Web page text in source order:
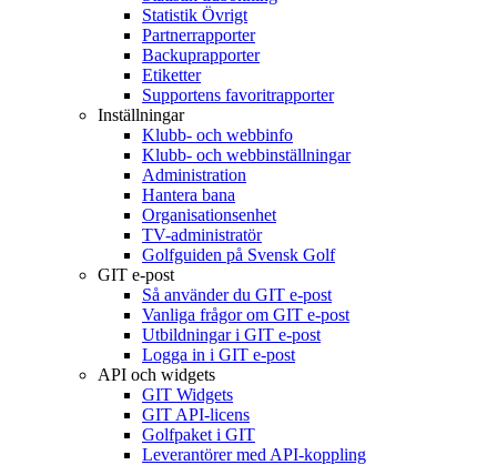
Statistik Övrigt
Partnerrapporter
Backuprapporter
Etiketter
Supportens favoritrapporter
Inställningar
Klubb- och webbinfo
Klubb- och webbinställningar
Administration
Hantera bana
Organisationsenhet
TV-administratör
Golfguiden på Svensk Golf
GIT e-post
Så använder du GIT e-post
Vanliga frågor om GIT e-post
Utbildningar i GIT e-post
Logga in i GIT e-post
API och widgets
GIT Widgets
GIT API-licens
Golfpaket i GIT
Leverantörer med API-koppling